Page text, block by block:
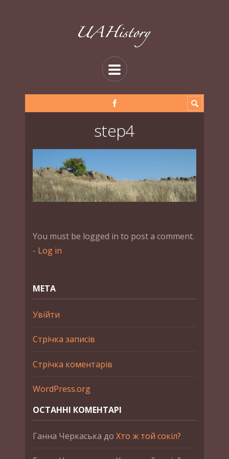
step4
You must be logged in to post a comment.
- Log in
МЕТА
Увійти
Стрічка записів
Стрічка коментарів
WordPress.org
ОСТАННІ КОМЕНТАРІ
Ганна Черкаська до Хто ж той сокіл?